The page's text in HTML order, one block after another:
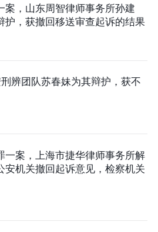
案，山东周智律师事务所孙建
护，获撤回移送审查起诉的结果
辨团队苏春妹为其辩护，获不
一案，上海市捷华律师事务所解
安机关撤回起诉意见，检察机关